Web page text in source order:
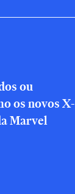
ou
os novos X-
Marvel